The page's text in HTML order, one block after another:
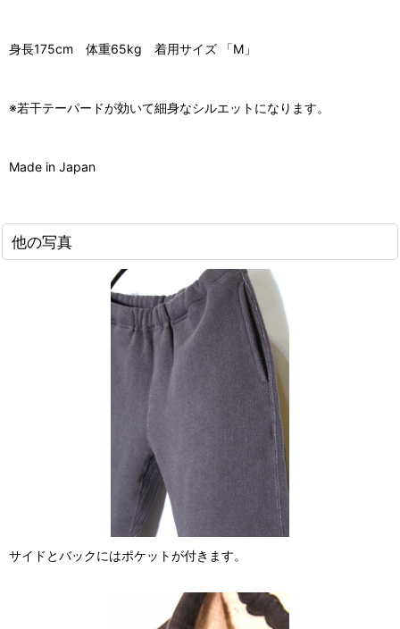
身長175cm 体重65kg 着用サイズ 「M」
※若干テーパードが効いて細身なシルエットになります。
Made in Japan
他の写真
サイドとバックにはポケットが付きます。